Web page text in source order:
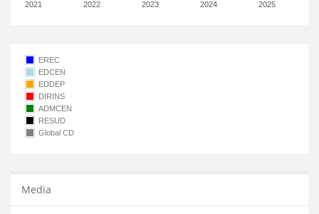
2021 2022 2023 2024 2025
EREC
EDCEN
EDDEP
DIRINS
ADMCEN
RESUD
Global CD
Media